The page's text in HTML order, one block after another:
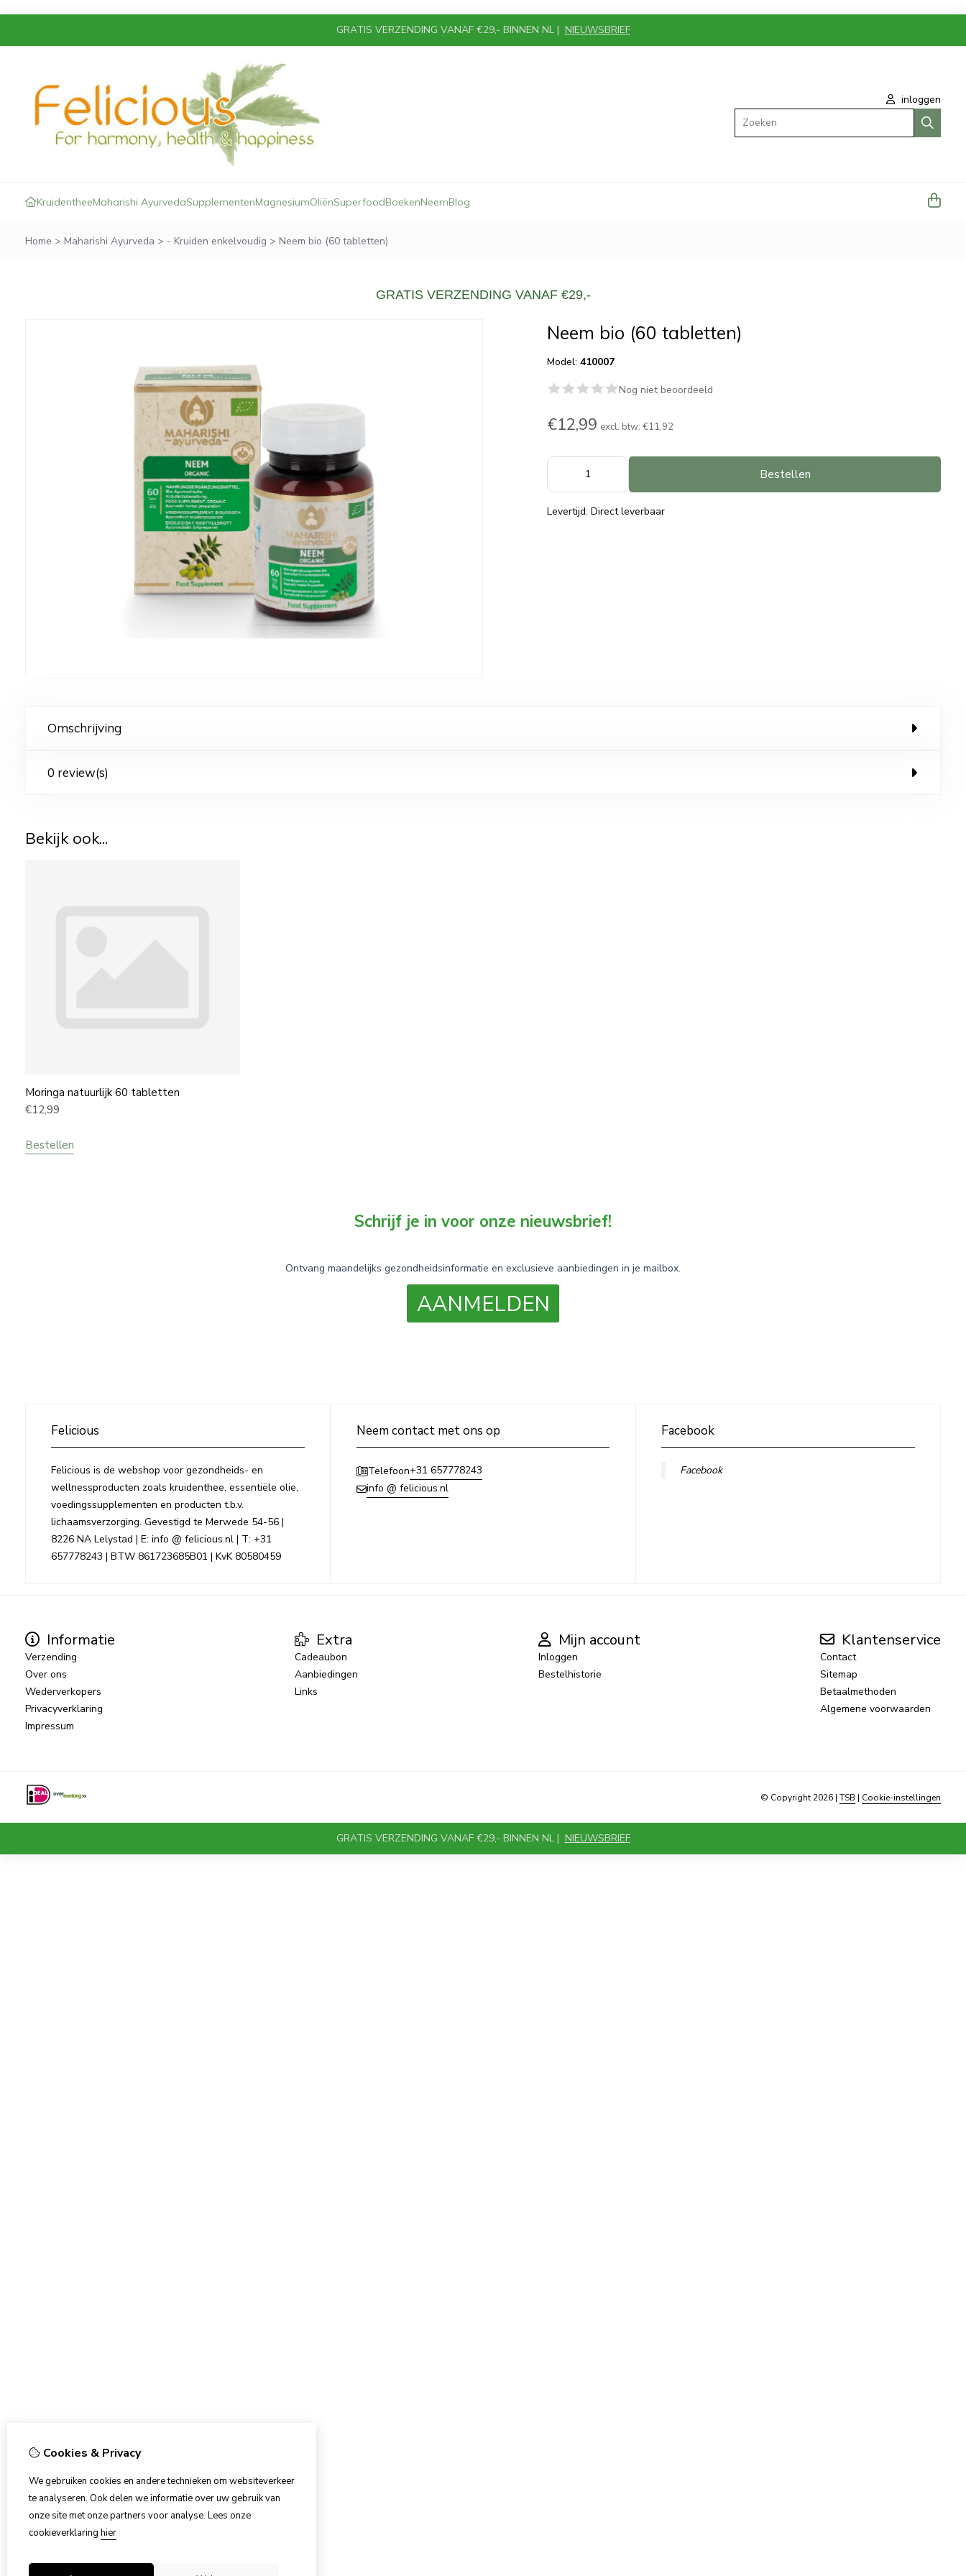
GRATIS VERZENDING VANAF €29,- BINNEN NL | NIEUWSBRIEF
inloggen
Zoeken
KruidentheeMaharishi AyurvedaSupplementenMagnesiumOliënSuperfoodBoekenNeemBlog
Home > Maharishi Ayurveda > - Kruiden enkelvoudig > Neem bio (60 tabletten)
GRATIS VERZENDING VANAF €29,-
Neem bio (60 tabletten)
Model:410007
Nog niet beoordeeld
€12,99 excl. btw:€11,92
Bestellen
Levertijd: Direct leverbaar
Omschrijving
0 review(s)
Bekijk ook...
Moringa natuurlijk 60 tabletten
€12,99
Bestellen
Schrijf je in voor onze nieuwsbrief!
Ontvang maandelijks gezondheidsinformatie en exclusieve aanbiedingen in je mailbox.
AANMELDEN
Felicious
Felicious is de webshop voor gezondheids- en
wellnessproducten zoals kruidenthee, essentiële olie,
voedingssupplementen en producten t.b.v.
lichaamsverzorging. Gevestigd te Merwede 54-56 |
8226 NA Lelystad | E: info @ felicious.nl | T: +31
657778243 | BTW 861723685B01 | KvK 80580459
Neem contact met ons op
Telefoon+31 657778243
info @ felicious.nl
Facebook
Facebook
Informatie
Verzending
Over ons
Wederverkopers
Privacyverklaring
Impressum
Extra
Cadeaubon
Aanbiedingen
Links
Mijn account
Inloggen
Bestelhistorie
Klantenservice
Contact
Sitemap
Betaalmethoden
Algemene voorwaarden
© Copyright 2026 | TSB | Cookie-instellingen
GRATIS VERZENDING VANAF €29,- BINNEN NL | NIEUWSBRIEF
Cookies & Privacy
We gebruiken cookies en andere technieken om websiteverkeer
te analyseren. Ook delen we informatie over uw gebruik van
onze site met onze partners voor analyse. Lees onze
cookieverklaring hier